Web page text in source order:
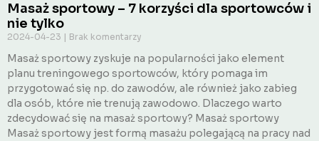
Masaż sportowy – 7 korzyści dla sportowców i
nie tylko
2024-04-23 Brak komentarzy
Masaż sportowy zyskuje na popularności jako element
planu treningowego sportowców, który pomaga im
przygotować się np. do zawodów, ale również jako zabieg
dla osób, które nie trenują zawodowo. Dlaczego warto
zdecydować się na masaż sportowy? Masaż sportowy
Masaż sportowy jest formą masażu polegającą na pracy nad